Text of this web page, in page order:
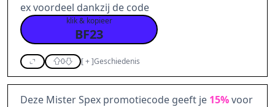
ex voordeel dankzij de code
klik & kopieer
BF23
0 [+]Geschiedenis
Deze Mister Spex promotiecode geeft je 15%voor